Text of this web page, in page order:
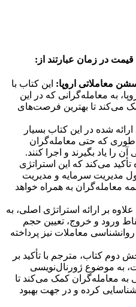
در زمان عبارتند از:
معاملاتی اروپا: این کتاب با
به معامله‌گرانی که در این
می‌کند تا بهترین فرصت‌های
ارائه شده در این کتاب بسیار
که حتی معامله‌گران
را یاد بگیرند و اجرا کنند.
تأکید می‌کند که این استراتژی
مدیریت سرمایه و مدیریت
معامله‌گران به همراه خواهد
بر ارائه استراتژی اصلی، به
ورود و خروج، تعیین حجم
معاملات نیز پرداخته
دوم کتاب، مترجم با تأکید بر
به موضوع ژورنال‌نویسی
به معامله‌گران کمک می‌کند تا
کرده و در جهت بهبود